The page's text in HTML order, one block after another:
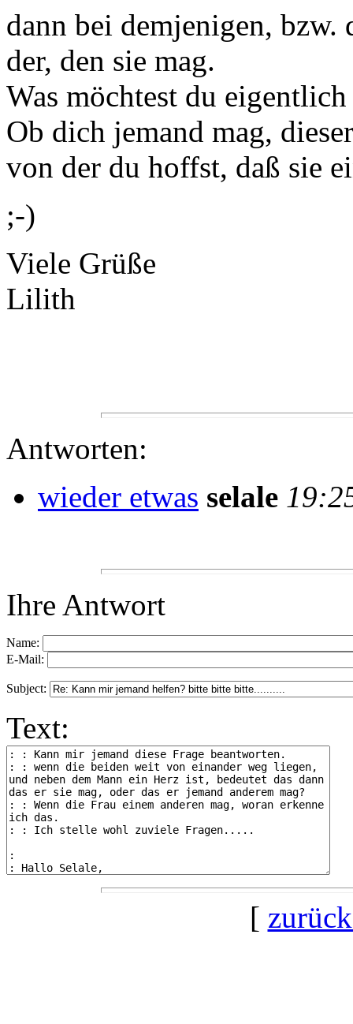
dann bei demjenigen,
der, den sie mag.
Was möchtest du
Ob dich jemand mag,
von der du hoffst, daß sie
;-)
Viele Grüße
Lilith
Antworten:
wieder etwas selale
Ihre Antwort
Name:
E-Mail:
Subject:
Text:
[